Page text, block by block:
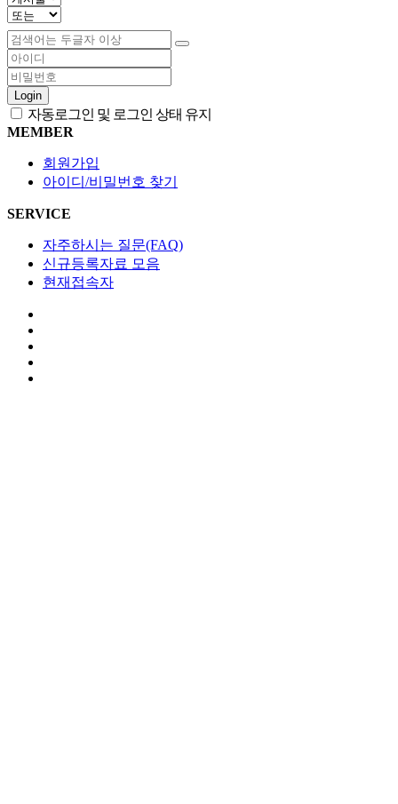
Login
자동로그인 및 로그인 상태 유지
MEMBER
회원가입
아이디/비밀번호 찾기
SERVICE
자주하시는 질문(FAQ)
신규등록자료 모음
현재접속자